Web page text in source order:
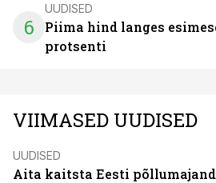
6
UUDISED
Piima hind langes
protsenti
VIIMASED UUDISED
UUDISED
Aita kaitsta Eesti